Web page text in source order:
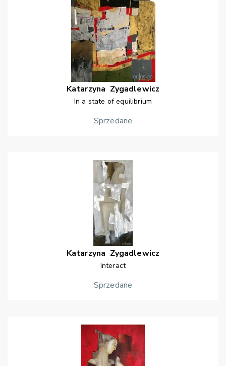
Katarzyna Zygadlewicz
In a state of equilibrium
Sprzedane
Katarzyna Zygadlewicz
Interact
Sprzedane